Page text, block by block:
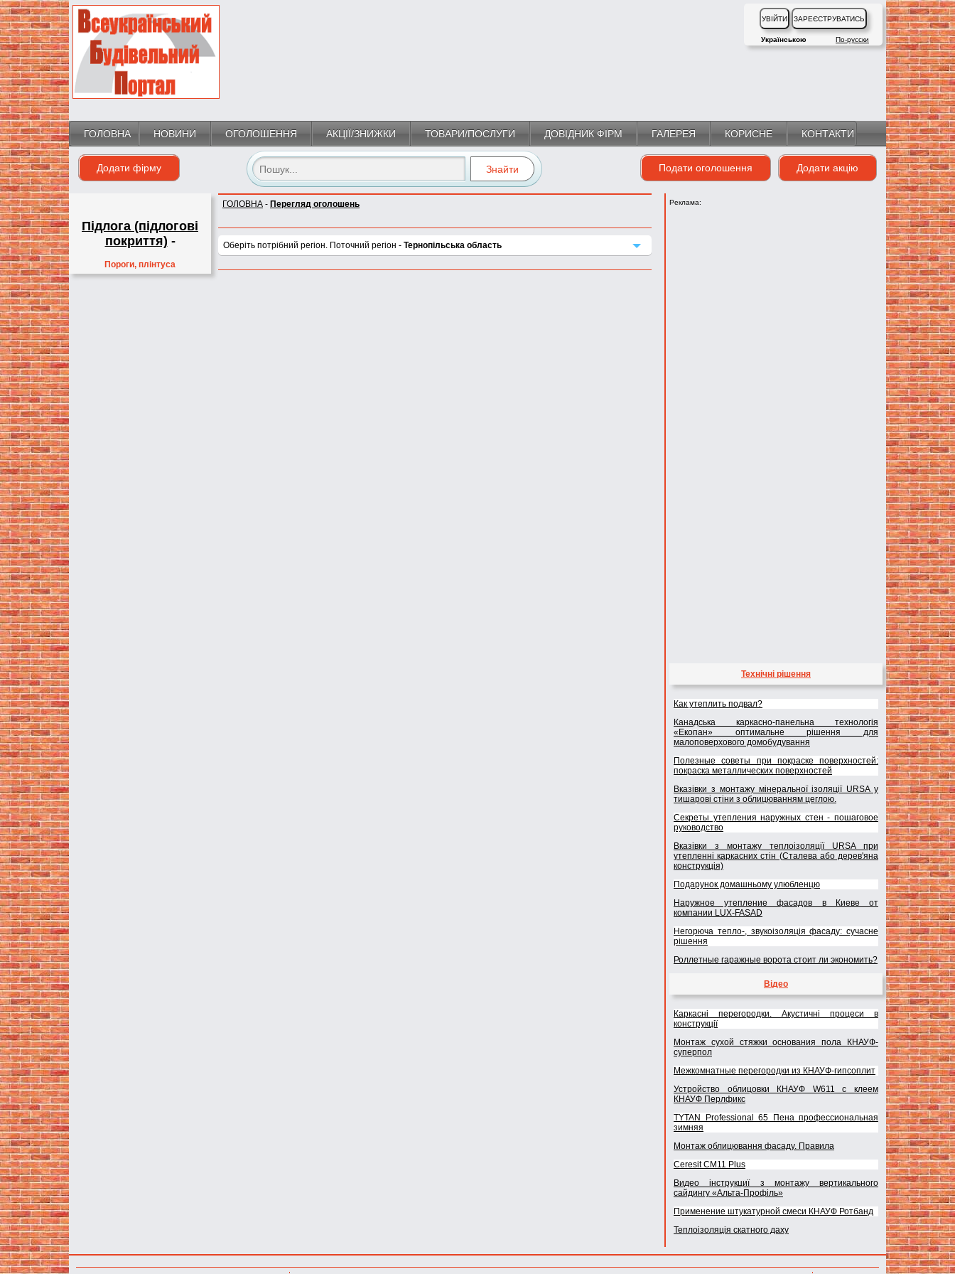
Українською По-русски
ГОЛОВНА НОВИНИ ОГОЛОШЕННЯ АКЦІЇ/ЗНИЖКИ ТОВАРИ/ПОСЛУГИ ДОВІДНИК ФІРМ ГАЛЕРЕЯ КОРИСНЕ КОНТАКТИ
Додати фірму Додати акцію
Подати оголошення
Підлога (підлогові
покриття) -
Пороги, плінтуса
ГОЛОВНА - Перегляд оголошень
Оберіть потрібний регіон. Поточний регіон - Тернопільська область
Реклама:
Технічні рішення
Как утеплить подвал?
Канадська каркасно-панельна технологія
«Екопан» оптимальне рішення для
малоповерхового домобудування
Полезные советы при покраске поверхностей:
покраска металлических поверхностей
Вказівки з монтажу мінеральної ізоляції URSA у
тишарові стіни з облицюванням цеглою.
Секреты утепления наружных стен - пошаговое
руководство
Вказівки з монтажу теплоізоляції URSA при
утепленні каркасних стін (Сталева або дерев'яна
конструкція)
Подарунок домашньому улюбленцю
Наружное утепление фасадов в Киеве от
компании LUX-FASAD
Негорюча тепло-, звукоізоляція фасаду: сучасне
рішення
Роллетные гаражные ворота стоит ли экономить?
Відео
Каркасні перегородки. Акустичні процеси в
конструкції
Монтаж сухой стяжки основания пола КНАУФ-
суперпол
Межкомнатные перегородки из КНАУФ-гипсоплит
Устройство облицовки КНАУФ W611 с клеем
КНАУФ Перлфикс
TYTAN Professional 65 Пена профессиональная
зимняя
Монтаж облицювання фасаду. Правила
Ceresit CM11 Plus
Видео інструкциї з монтажу вертикального
сайдингу «Альта-Профіль»
Применение штукатурной смеси КНАУФ Ротбанд
Теплоізоляція скатного даху